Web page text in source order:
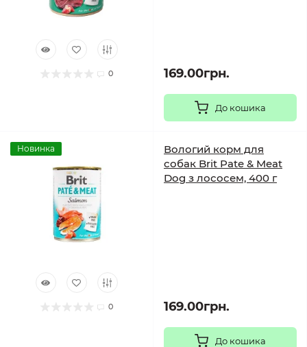
0 169.00грн.
До кошика
Новинка
0
Вологий корм для
собак Brit Pate & Meat
Dog з лососем, 400 г
169.00грн.
До кошика